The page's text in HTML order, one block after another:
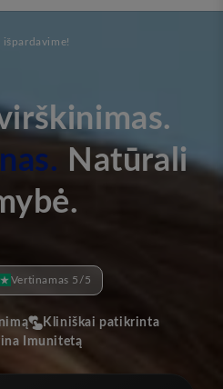
išpardavime!
Natūrali
Vertinamas 5/5
Kliniškai patikrinta
Imunitetą